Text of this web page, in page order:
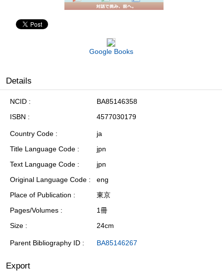
Google Books
Details
NCID
BA85146358
ISBN
4577030179
Country Code
ja
Title Language Code
jpn
Text Language Code
jpn
Original Language Code
eng
Place of Publication
東京
Pages/Volumes
1冊
Size
24cm
Parent Bibliography ID BA85146267
Export